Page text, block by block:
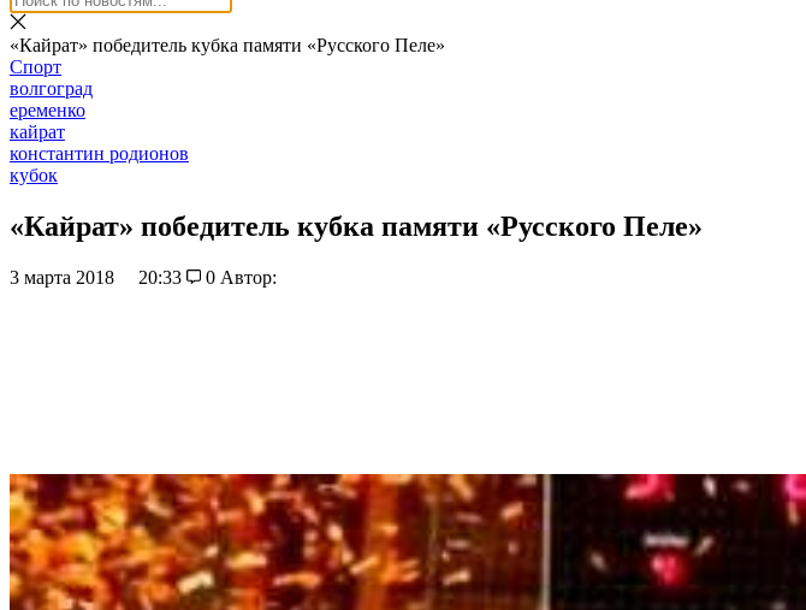
«Кайрат» победитель кубка памяти «Русского Пеле»
Спорт
волгоград
еременко
кайрат
константин родионов
кубок
«Кайрат» победитель кубка памяти «Русского Пеле»
3 марта 2018 20:33 0 Автор: